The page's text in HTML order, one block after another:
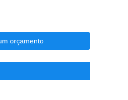
de Entulho
para Entulho
Civil
orçamento